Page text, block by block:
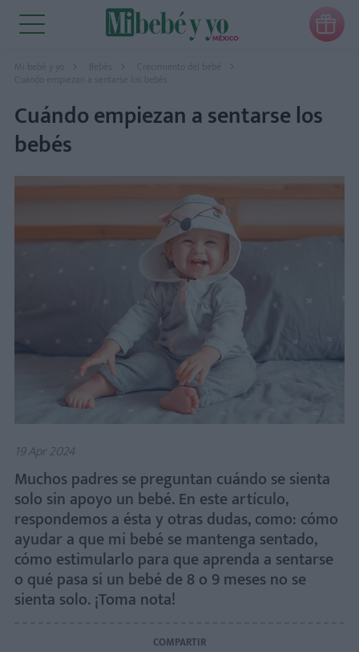

Mi bebé y yo Bebés
Crecimiento del bebé
Cuándo empiezan a sentarse los bebés
Cuándo empiezan a sentarse los
bebés
19 Apr 2024
Muchos padres se preguntan cuándo se sienta
solo sin apoyo un bebé. En este artículo,
respondemos a ésta y otras dudas, como: cómo
ayudar a que mi bebé se mantenga sentado,
cómo estimularlo para que aprenda a sentarse
o qué pasa si un bebé de 8 o 9 meses no se
sienta solo. ¡Toma nota!
COMPARTIR